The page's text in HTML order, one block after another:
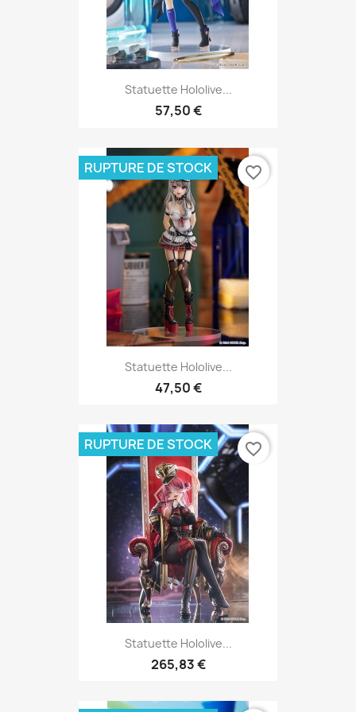
Statuette Hololive...
57,50 €
Statuette Hololive...
47,50 €
RUPTURE DE STOCK favorite_border
Statuette Hololive...
265,83 €
RUPTURE DE STOCK favorite_border